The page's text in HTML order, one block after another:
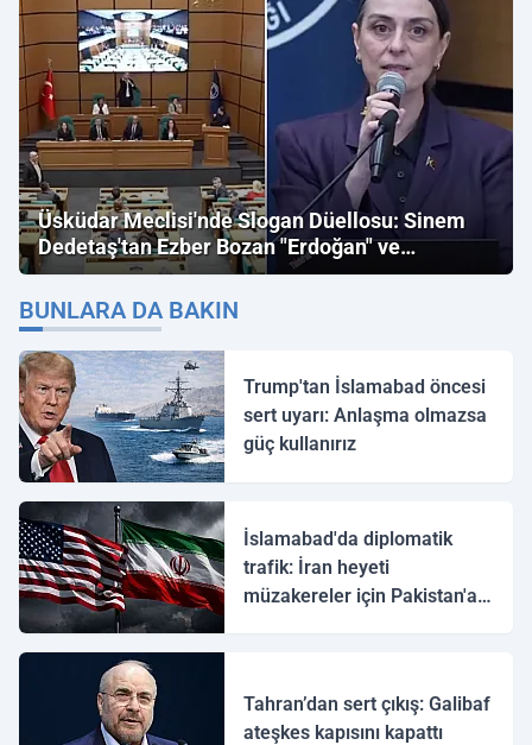
Üsküdar Meclisi'nde Slogan Düellosu: Sinem
Dedetaş'tan Ezber Bozan "Erdoğan" ve
"İmamoğlu" Çıkışı!
BUNLARA DA BAKIN
Trump'tan İslamabad öncesi
sert uyarı: Anlaşma olmazsa
güç kullanırız
İslamabad'da diplomatik
trafik: İran heyeti
müzakereler için Pakistan'a
Tahran’dan sert çıkış: Galibaf
ateşkes kapısını kapattı